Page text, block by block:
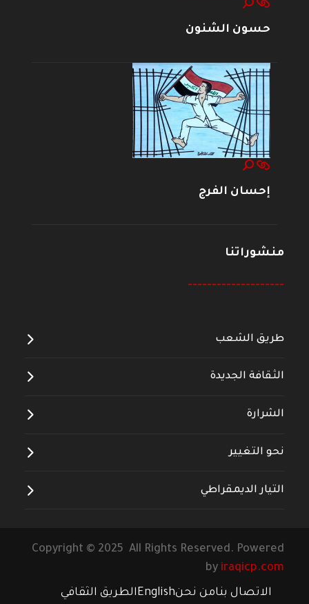
حسون الشنون
إحسان الفرج
منشوراتنا
--------------------
طريق الشعب
الثقافة الجديدة
الشرارة
نحو التغيير
التيار الديمقراطي
Copyright © 2025 All Rights Reserved. Powered
by iraqicp.com
الاتصال بنامن نحنEnglishالطريق الثقافي